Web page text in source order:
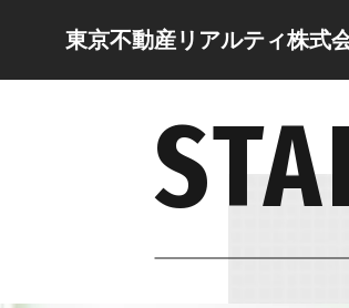
東京不動産リアルティ株式